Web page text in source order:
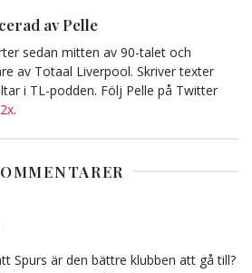
av Pelle
sedan mitten av 90-talet och
av Totaal Liverpool. Skriver texter
i TL-podden. Följ Pelle på Twitter
.
Spurs är den bättre klubben att gå till?